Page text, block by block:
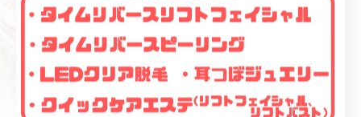
なりました。また、肩こりが酷かったBさんは、3回の施
術で小顔になっただけでなく、肩こりも完治したそうで
す。更に、痩身だけでなく、美肌効果も期待できる短期
集中コースは、1回の施術でも肌のハリや透明感がアップ
すると評判です。エステで短期集中コースを利用するこ